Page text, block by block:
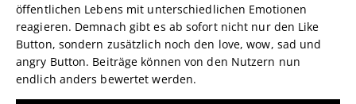
öffentlichen Lebens mit unterschiedlichen Emotionen
reagieren. Demnach gibt es ab sofort nicht nur den Like
Button, sondern zusätzlich noch den love, wow, sad und
angry Button. Beiträge können von den Nutzern nun
endlich anders bewertet werden.